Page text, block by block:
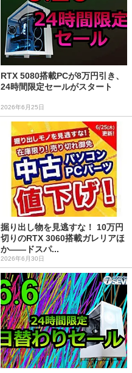
RTX 5080搭載PCが8万円引き、
24時間限定セールがスタート
2026年6月25日
掘り出し物を見逃すな！ 10万円
切りのRTX 3060搭載ガレリアほ
か――ドスパ...
2026年6月30日